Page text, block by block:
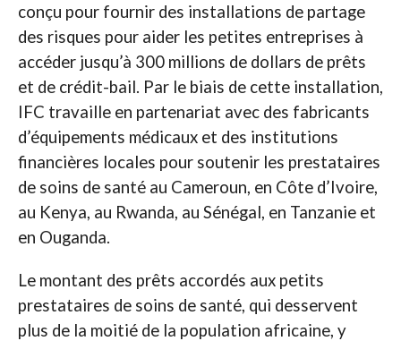
conçu pour fournir des installations de partage
des risques pour aider les petites entreprises à
accéder jusqu’à 300 millions de dollars de prêts
et de crédit-bail. Par le biais de cette installation,
IFC travaille en partenariat avec des fabricants
d’équipements médicaux et des institutions
financières locales pour soutenir les prestataires
de soins de santé au Cameroun, en Côte d’Ivoire,
au Kenya, au Rwanda, au Sénégal, en Tanzanie et
en Ouganda.
Le montant des prêts accordés aux petits
prestataires de soins de santé, qui desservent
plus de la moitié de la population africaine, y